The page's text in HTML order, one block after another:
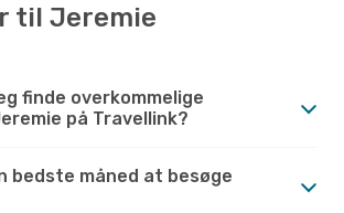
til Jeremie
finde overkommelige
på Travellink?
bedste måned at besøge